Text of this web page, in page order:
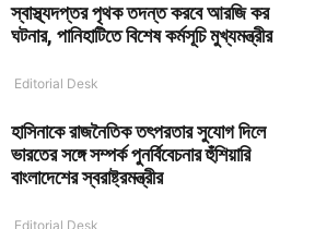
স্বাস্থ্যদপ্তর পৃথক তদন্ত করবে আরজি কর
ঘটনার, পানিহাটিতে বিশেষ কর্মসূচি মুখ্যমন্ত্রীর
Editorial Desk
হাসিনাকে রাজনৈতিক তৎপরতার সুযোগ দিলে
ভারতের সঙ্গে সম্পর্ক পুনর্বিবেচনার হুঁশিয়ারি
বাংলাদেশের স্বরাষ্ট্রমন্ত্রীর
Editorial Desk